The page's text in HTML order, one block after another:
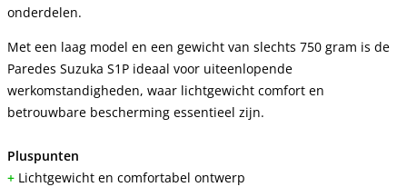
onderdelen.
Met een laag model en een gewicht van slechts 750 gram is de
Paredes Suzuka S1P ideaal voor uiteenlopende
werkomstandigheden, waar lichtgewicht comfort en
betrouwbare bescherming essentieel zijn.
Pluspunten
+ Lichtgewicht en comfortabel ontwerp